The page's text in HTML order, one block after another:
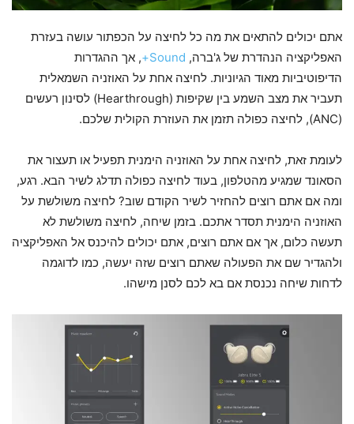
אתם יכולים להתאים את מה כל לחיצה על הכפתור עושה בעזרת
האפליקציה הנהדרת של ג'ברה, Sound+
, אך ההגדרות
הדיפוטיביות מאוד הגיוניות. לחיצה אחת על האוזניה השמאלית
תעביר את מצב השמע בין שקיפות (Hearthrough) לסינון רעשים
(ANC), לחיצה כפולה תזמן את העוזרת הקולית שלכם.
לעומת זאת, לחיצה אחת על האוזניה הימנית תפעיל או תעצור את
הסאונד שמגיע מהטלפון, בעוד לחיצה כפולה תדלג לשיר הבא. רגע,
ומה אם אתם רוצים להחזיר לשיר הקודם שוב? לחיצה משולשת על
האוזניה הימנית תסדר אתכם. בזמן שיחה, לחיצה משולשת לא
תעשה כלום, אך אם אתם רוצים, אתם יכולים להיכנס אל האפליקציה
ולהגדיר שם את הפעולה שאתם רוצים שזה יעשה, כמו לדוגמה
לדחות שיחה נכנסת אם בא לכם לסנן מישהו.